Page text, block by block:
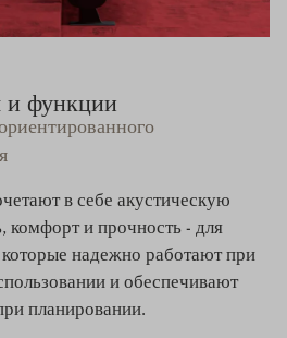
и функции
в себе акустическую
комфорт и прочность - для
надежно работают при
и обеспечивают
планировании.